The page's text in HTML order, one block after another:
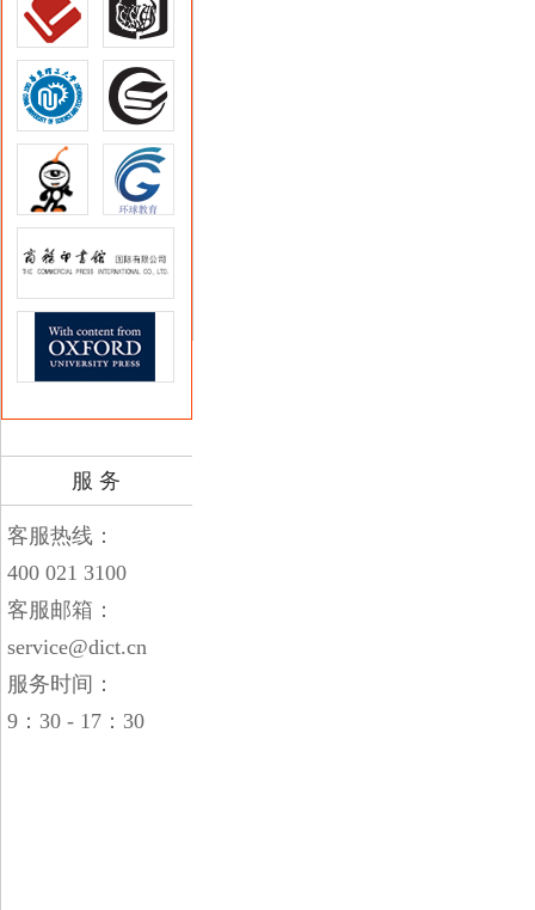
服 务
客服热线：
400 021 3100
客服邮箱：
service@dict.cn
服务时间：
9：30 - 17：30